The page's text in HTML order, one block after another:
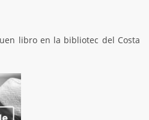
libro en la bibliotec del Costa